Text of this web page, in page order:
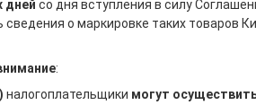
дней со дня вступления в силу
сведения о маркировке таких товаров
:
налогоплательщики могут